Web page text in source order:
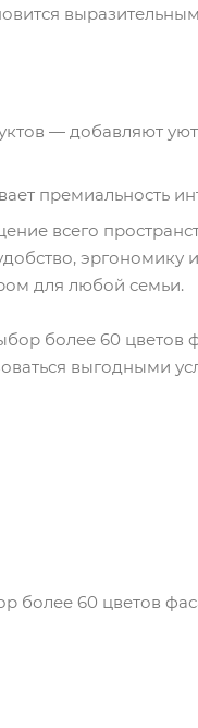
— добавляют
премиальность
всего
эргономику и
для любой семьи.
более 60 цветов
выгодными
60 цветов